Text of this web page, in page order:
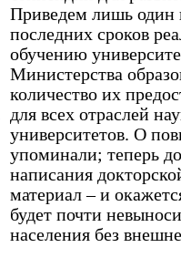
Приведем лишь один
последних сроков
обучению
Министерства
количество их
для всех отраслей
университетов. О
упоминали; теперь
написания
материал – и
будет почти
населения без